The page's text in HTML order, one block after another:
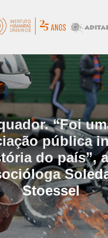
“Foi
pública
do país”,
Stoessel